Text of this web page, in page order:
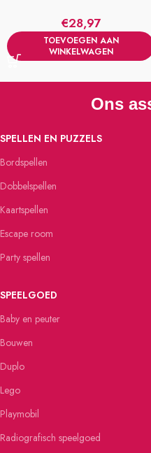
€28,97
TOEVOEGEN AAN
WINKELWAGEN
Ons
SPELLEN EN PUZZELS
Bordspellen
Dobbelspellen
Kaartspellen
Escape room
Party spellen
SPEELGOED
Baby en peuter
Bouwen
Duplo
Lego
Playmobil
Radiografisch speelgoed